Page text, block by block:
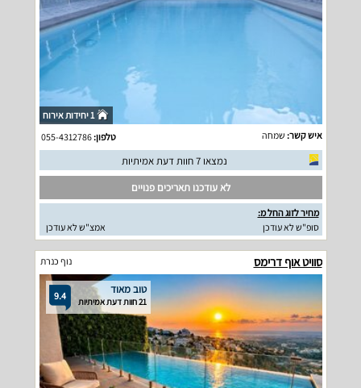
1 יחידות אירוח
איש קשר: שמחה טלפון:055-4312786
נמצאו 7 חוות דעת אמיתיות
לא עודכנו תאריכים פנויים
מחיר לזוג החל מ:
סופ"ש לא עודכן
אמצ"ש לא עודכן
סוויט אוף דרימס נוף כנרת
9.4 טוב מאוד
21 חוות דעת אמיתיות